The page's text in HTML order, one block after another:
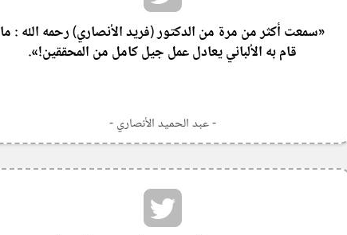
«سمعت أكثر من مرة من الدكتور (فريد الأنصاري) رحمه الله : ما
قام به الألباني يعادل عمل جيل كامل من المحققين!».
- عبد الحميد الأنصاري -